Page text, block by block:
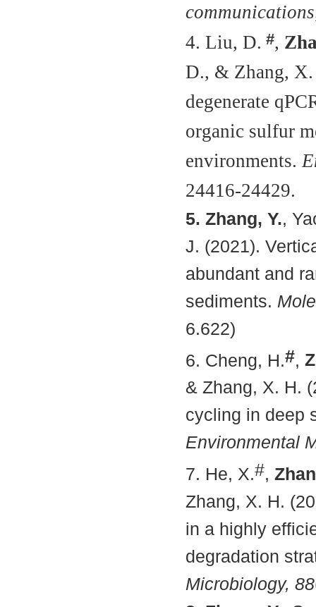
communications
4. Liu, D. #,
D., & Zhang,
degenerate
organic sulfur
environments.
24416-24429.
5. Zhang, Y.,
J. (2021).
abundant and
sediments.
6.622)
6. Cheng, H.#,
& Zhang, X. H.
cycling in deep
Environmental
7. He, X.#,
Zhang, X. H.
in a highly
degradation
Microbiology, 88